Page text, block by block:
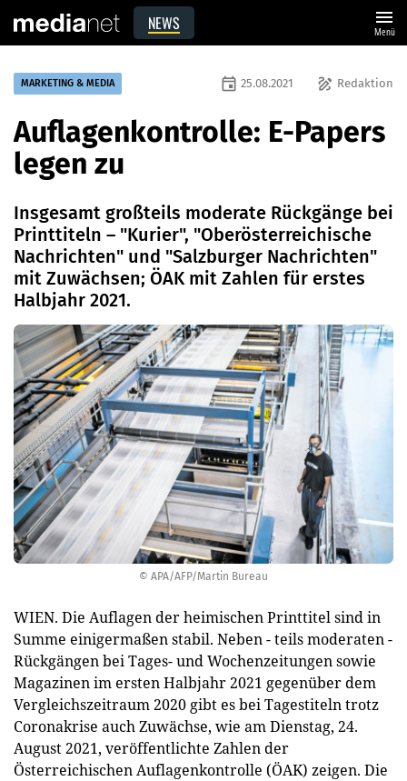
NEWS menu
Menü
© APA/AFP/Martin Bureau
MARKETING & MEDIA draw Redaktion
event 25.08.2021
Auflagenkontrolle: E-Papers
legen zu
Insgesamt großteils moderate Rückgänge bei
Printtiteln – "Kurier", "Oberösterreichische
Nachrichten" und "Salzburger Nachrichten"
mit Zuwächsen; ÖAK mit Zahlen für erstes
Halbjahr 2021.
WIEN. Die Auflagen der heimischen Printtitel sind in
Summe einigermaßen stabil. Neben - teils moderaten -
Rückgängen bei Tages- und Wochenzeitungen sowie
Magazinen im ersten Halbjahr 2021 gegenüber dem
Vergleichszeitraum 2020 gibt es bei Tagestiteln trotz
Coronakrise auch Zuwächse, wie am Dienstag, 24.
August 2021, veröffentlichte Zahlen der
Österreichischen Auflagenkontrolle (ÖAK) zeigen. Die